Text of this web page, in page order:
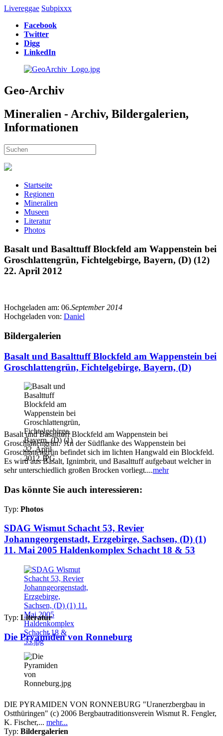
Livereggae Subpixxx
Facebook
Twitter
Digg
LinkedIn
Geo-Archiv
Mineralien - Archiv, Bildergalerien,
Informationen
Startseite
Regionen
Mineralien
Museen
Literatur
Photos
Basalt und Basalttuff Blockfeld am Wappenstein bei
Groschlattengrün, Fichtelgebirge, Bayern, (D) (12)
22. April 2012
Hochgeladen am: 06.September 2014
Hochgeladen von: Daniel
Bildergalerien
Basalt und Basalttuff Blockfeld am Wappenstein bei
Groschlattengrün, Fichtelgebirge, Bayern, (D)
Basalt und Basalttuff Blockfeld am Wappenstein bei
Groschlattengrün: An der Südflanke des Wappenstein bei
Groschlattengrün befindet sich im lichten Hangwald ein Blockfeld.
Es wird aus Basalt, Ignimbrit, und Basalttuff aufgebaut welcher in
sehr unterschiedlich großen Brocken vorliegt....mehr
Das könnte Sie auch interessieren:
Typ: Photos
SDAG Wismut Schacht 53, Revier
Johanngeorgenstadt, Erzgebirge, Sachsen, (D) (1)
11. Mai 2005 Haldenkomplex Schacht 18 & 53
Typ: Literatur
Die Pryamiden von Ronneburg
DIE PYRAMIDEN VON RONNEBURG "Uranerzbergbau in
Ostthüringen" (c) 2006 Bergbautraditionsverein Wismut R. Fengler,
K. Fischer,... mehr...
Typ: Bildergalerien